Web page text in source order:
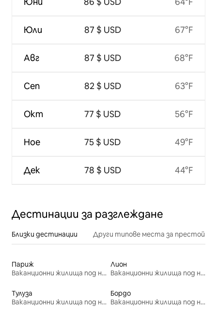
Юли
Авг
Сеп
Окт
Ное
Дек
87 $ USD
87 $ USD
82 $ USD
77 $ USD
75 $ USD
78 $ USD
67°F
68°F
63°F
56°F
49°F
44°F
Дестинации за разглеждане
Близки дестинации Други типове места за престой
Париж
Ваканционни жилища под наем
Лион
Ваканционни жилища под наем
Тулуза
Ваканционни жилища под наем
Бордо
Ваканционни жилища под наем